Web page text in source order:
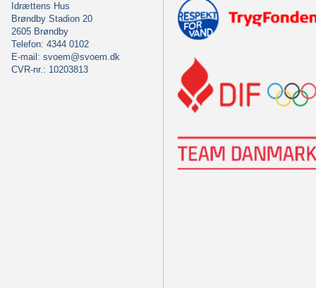
Idrættens Hus
Brøndby Stadion 20
2605 Brøndby
Telefon: 4344 0102
E-mail: svoem@svoem.dk
CVR-nr.: 10203813